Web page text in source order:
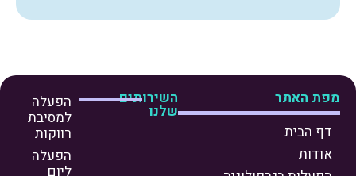
מפת האתר
דף הבית
אודות
השירותים
שלנו
הפעלה
למסיבת
רווקות
הפעלה
ליום